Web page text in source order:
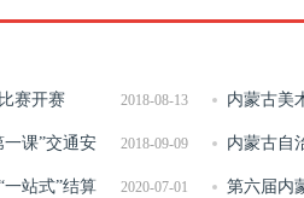
2018-08-13
赛开赛 内蒙古美
仪式
2018-09-09
课”交通安 内蒙古自
力做好涉疫
2020-07-01
站式”结算 第六届内